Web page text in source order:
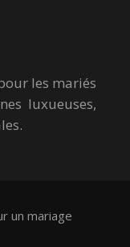
les mariés
luxueuses,
un mariage